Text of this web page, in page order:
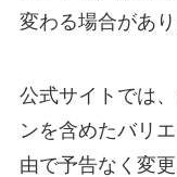
変わる場合があり
公式サイトでは
ンを含めたバリ
由で予告なく変